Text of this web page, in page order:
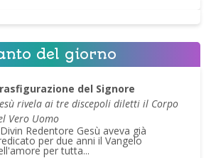
del giorno
del Signore
rivela ai tre discepoli diletti il Corpo
Vero Uomo
Redentore Gesù aveva già
per due anni il Vangelo
per tutta...